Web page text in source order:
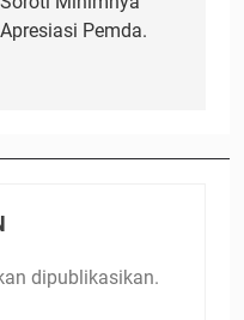
Apresiasi Pemda.
dipublikasikan.